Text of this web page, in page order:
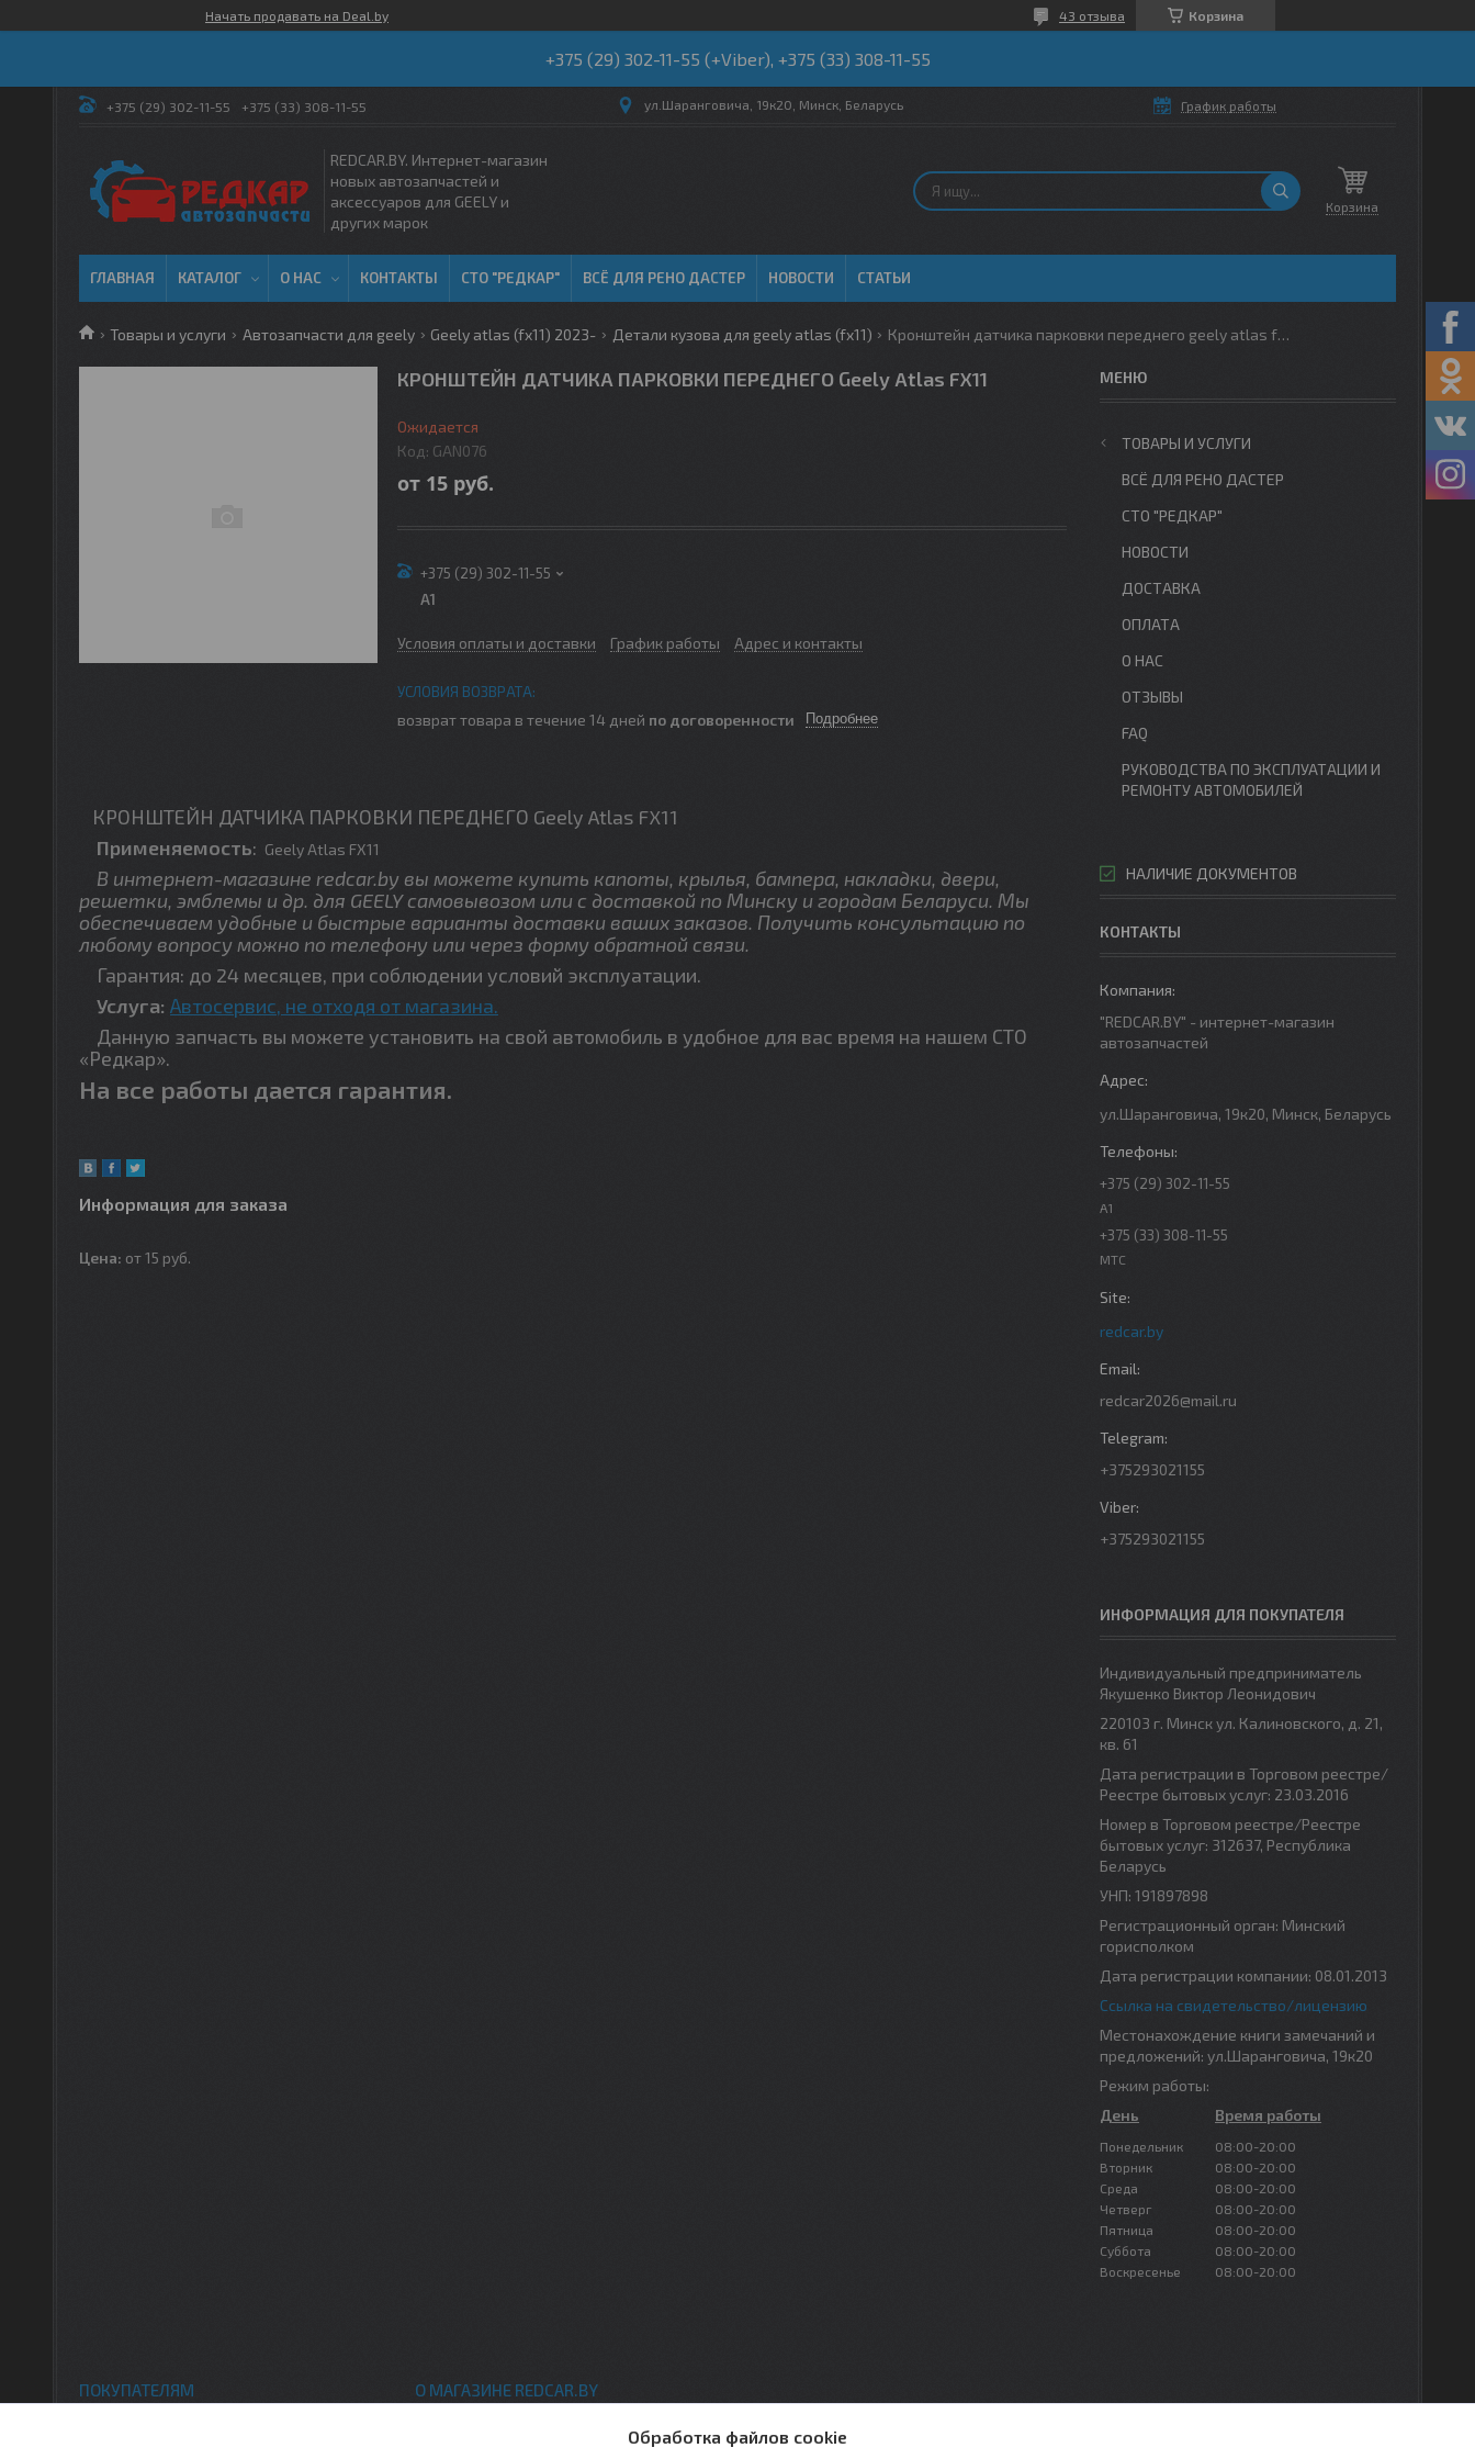
Начать продавать на Deal.by Корзина
43 отзыва
+375 (29) 302-11-55 (+Viber), +375 (33) 308-11-55
+375 (29) 302-11-55 +375 (33) 308-11-55 ул.Шаранговича, 19к20, Минск, Беларусь График работы
REDCAR.BY. Интернет-магазин
новых автозапчастей и
аксессуаров для GEELY и
других марок
Корзина
ГЛАВНАЯ КАТАЛОГ О НАС КОНТАКТЫ СТО "РЕДКАР" ВСЁ ДЛЯ РЕНО ДАСТЕР НОВОСТИ СТАТЬИ
Товары и услуги Автозапчасти для geely Geely atlas (fx11) 2023- Детали кузова для geely atlas (fx11) Кронштейн датчика парковки переднего geely atlas fx11
КРОНШТЕЙН ДАТЧИКА ПАРКОВКИ ПЕРЕДНЕГО Geely Atlas FX11
Ожидается
Код: GAN076
от 15 руб.
+375 (29) 302-11-55
A1
Условия оплаты и доставки График работы Адрес и контакты
возврат товара в течение 14 дней по договоренности Подробнее
КРОНШТЕЙН ДАТЧИКА ПАРКОВКИ ПЕРЕДНЕГО Geely Atlas FX11
Применяемость: Geely Atlas FX11
В интернет-магазине redcar.by вы можете купить капоты, крылья, бампера, накладки, двери,
решетки, эмблемы и др. для GEELY самовывозом или с доставкой по Минску и городам Беларуси. Мы
обеспечиваем удобные и быстрые варианты доставки ваших заказов. Получить консультацию по
любому вопросу можно по телефону или через форму обратной связи.
Гарантия: до 24 месяцев, при соблюдении условий эксплуатации.
Услуга: Автосервис, не отходя от магазина.
Данную запчасть вы можете установить на свой автомобиль в удобное для вас время на нашем СТО
«Редкар».
На все работы дается гарантия.
Информация для заказа
Цена: от 15 руб.
ТОВАРЫ И УСЛУГИ
ВСЁ ДЛЯ РЕНО ДАСТЕР
СТО "РЕДКАР"
НОВОСТИ
ДОСТАВКА
ОПЛАТА
О НАС
ОТЗЫВЫ
FAQ
РУКОВОДСТВА ПО ЭКСПЛУАТАЦИИ И
РЕМОНТУ АВТОМОБИЛЕЙ
НАЛИЧИЕ ДОКУМЕНТОВ
КОНТАКТЫ
"REDCAR.BY" - интернет-магазин
автозапчастей
ул.Шаранговича, 19к20, Минск, Беларусь
+375 (29) 302-11-55
A1
+375 (33) 308-11-55
МТС
redcar.by
redcar2026@mail.ru
+375293021155
+375293021155
ИНФОРМАЦИЯ ДЛЯ ПОКУПАТЕЛЯ
Индивидуальный предприниматель
Якушенко Виктор Леонидович
220103 г. Минск ул. Калиновского, д. 21,
кв. 61
Дата регистрации в Торговом реестре/
Реестре бытовых услуг: 23.03.2016
Номер в Торговом реестре/Реестре
бытовых услуг: 312637, Республика
Беларусь
УНП: 191897898
Регистрационный орган: Минский
горисполком
Дата регистрации компании: 08.01.2013
Ссылка на свидетельство/лицензию
Местонахождение книги замечаний и
предложений: ул.Шаранговича, 19к20
Режим работы:
День
Время работы
Понедельник
08:00-20:00
Вторник
08:00-20:00
Среда
08:00-20:00
Четверг
08:00-20:00
Пятница
08:00-20:00
Суббота
08:00-20:00
Воскресенье
08:00-20:00
ПОКУПАТЕЛЯМ О МАГАЗИНЕ REDCAR.BY
Обработка файлов cookie